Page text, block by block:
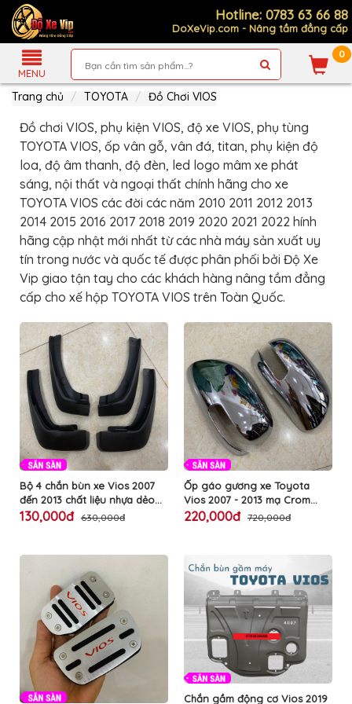
Hotline: 0783 63 66 88
DoXeVip.com - Nâng tầm đẳng cấp
MENU
0
Giới
Thiệu
Sản
Hướng
Dẫn
Mua
Hàng
Chính
Sách
Thanh
Toán
Tin
Xe
Mới
hệ
MUA
NHIỀU
NHẤT
KIA
TOYOTA
HONDA
MAZDA
SUBARU
VOLKSWAGEN
MERCEDES
HYUNDAI
FORD
Trang chủ TOYOTA Đồ Chơi VIOS
Đồ chơi VIOS, phụ kiện VIOS, độ xe VIOS, phụ tùng
TOYOTA VIOS, ốp vân gỗ, vân đá, titan, phụ kiện độ
loa, độ âm thanh, độ đèn, led logo mâm xe phát
sáng, nội thất và ngoại thất chính hãng cho xe
TOYOTA VIOS các đời các năm 2010 2011 2012 2013
2014 2015 2016 2017 2018 2019 2020 2021 2022 hính
hãng cập nhật mới nhất từ các nhà máy sản xuất uy
tín trong nước và quốc tế được phân phối bởi Độ Xe
Vip giao tận tay cho các khách hàng nâng tầm đẳng
cấp cho xế hộp TOYOTA VIOS trên Toàn Quốc.
Bộ 4 chắn bùn xe Vios 2007
đến 2013 chất liệu nhựa dẻo
độ bền cao dễ dàng lắp đặt
130,000đ 630,000đ
Ốp gáo gương xe Toyota
Vios 2007 - 2013 mạ Crom
Cao Cấp có sẵn keo dính 2
220,000đ 720,000đ
Chắn gầm động cơ Vios 2019